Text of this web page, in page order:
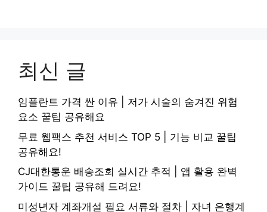
최신 글
임플란트 가격 싼 이유 | 저가 시술의 숨겨진 위험
요소 꿀팁 공유해요
무료 웹팩스 추천 서비스 TOP 5 | 기능 비교 꿀팁
공유해요!
CJ대한통운 배송조회 실시간 추적 | 앱 활용 완벽
가이드 꿀팁 공유해 드려요!
미성년자 계좌개설 필요 서류와 절차 | 자녀 은행계